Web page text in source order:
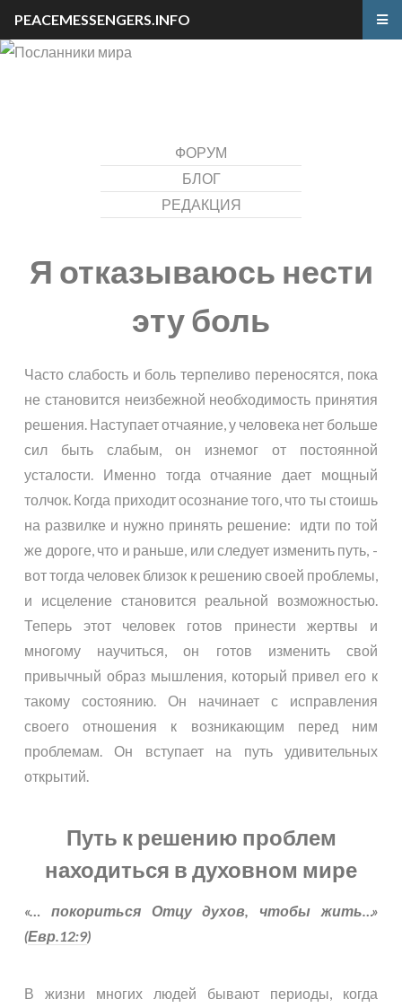
ФОРУМ
БЛОГ
РЕДАКЦИЯ
Я отказываюсь нести
эту боль
Часто слабость и боль терпеливо переносятся, пока
не становится неизбежной необходимость принятия
решения. Наступает отчаяние, у человека нет больше
сил быть слабым, он изнемог от постоянной
усталости. Именно тогда отчаяние дает мощный
толчок. Когда приходит осознание того, что ты стоишь
на развилке и нужно принять решение: идти по той
же дороге, что и раньше, или следует изменить путь, -
вот тогда человек близок к решению своей проблемы,
и исцеление становится реальной возможностью.
Теперь этот человек готов принести жертвы и
многому научиться, он готов изменить свой
привычный образ мышления, который привел его к
такому состоянию. Он начинает с исправления
своего отношения к возникающим перед ним
проблемам. Он вступает на путь удивительных
открытий.
Путь к решению проблем
находиться в духовном мире
«… покориться Отцу духов, чтобы жить…»
(Евр.12:9)
В жизни многих людей бывают периоды, когда
PEACEMESSENGERS.INFO